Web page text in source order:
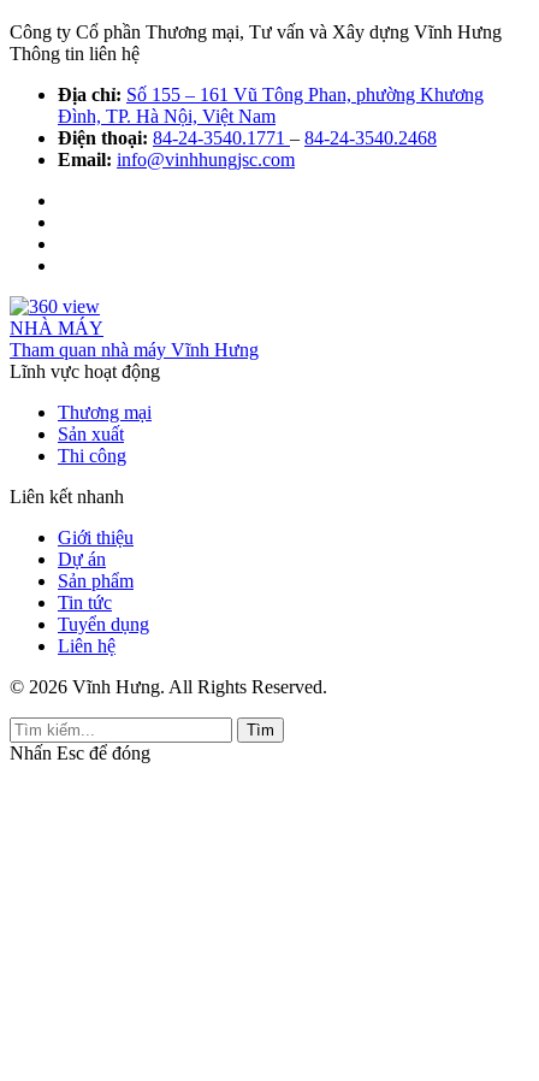
Công ty Cổ phần Thương mại, Tư vấn và Xây dựng Vĩnh Hưng
Thông tin liên hệ
Địa chỉ: Số 155 – 161 Vũ Tông Phan, phường Khương
Đình, TP. Hà Nội, Việt Nam
Điện thoại: 84-24-3540.1771 – 84-24-3540.2468
Email: info@vinhhungjsc.com
NHÀ MÁY
Tham quan nhà máy Vĩnh Hưng
Lĩnh vực hoạt động
Thương mại
Sản xuất
Thi công
Liên kết nhanh
Giới thiệu
Dự án
Sản phẩm
Tin tức
Tuyển dụng
Liên hệ
© 2026 Vĩnh Hưng. All Rights Reserved.
Tìm
Nhấn Esc để đóng